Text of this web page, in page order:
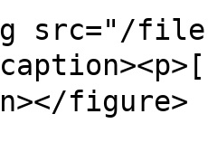
src="/
figure>